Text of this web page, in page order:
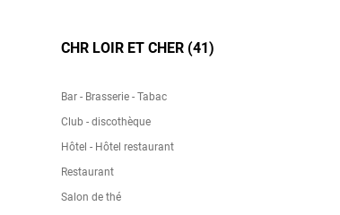
CHR LOIR ET CHER (41)
Bar - Brasserie - Tabac
Club - discothèque
Hôtel - Hôtel restaurant
Restaurant
Salon de thé